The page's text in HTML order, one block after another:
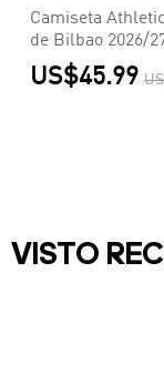
Camiseta
de Bilbao 2026/
Segunda
Versión Hincha
US$45.99
VISTO